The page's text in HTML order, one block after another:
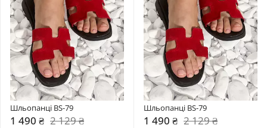
Шльопанці BS-79
1 490 ₴ 2 129 ₴
Шльопанці BS-79
1 490 ₴ 2 129 ₴